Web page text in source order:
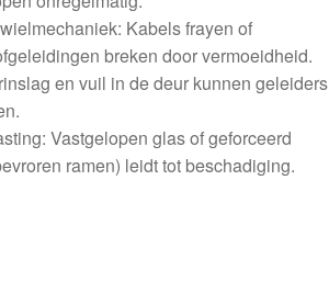
Kabels frayen of
breken door vermoeidheid.
en vuil in de deur kunnen geleiders
Vastgelopen glas of geforceerd
ramen) leidt tot beschadiging.